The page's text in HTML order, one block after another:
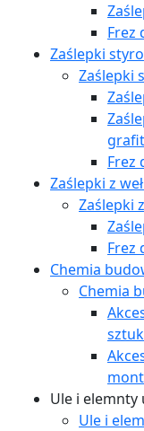
Frez
Zaślepki
Zaślepki
Frez
Zaślepki z
Zaślepki
Frez
Chemia
Chemia
Ule i elemnty
Ule i